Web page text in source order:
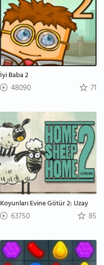
İyi Baba 2
48090 71
Koyunları Evine Götür 2: Uzay
63750 85